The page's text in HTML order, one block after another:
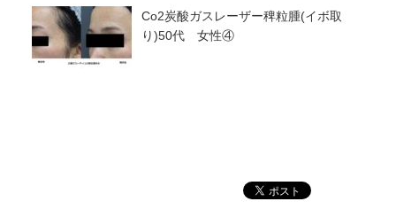
Co2炭酸ガスレーザー稗粒腫(イボ取
り)50代 女性④